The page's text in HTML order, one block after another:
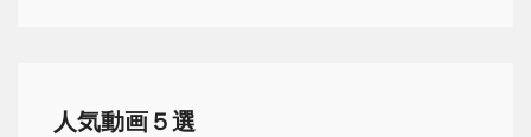
人気動画５選